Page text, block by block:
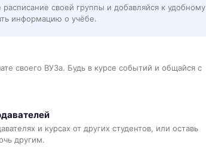
расписание своей группы и добавляйся к удобному
информацию о учёбе.
своего ВУЗа. Будь в курсе событий и общайся с
и курсах от других студентов, или оставь
другим.